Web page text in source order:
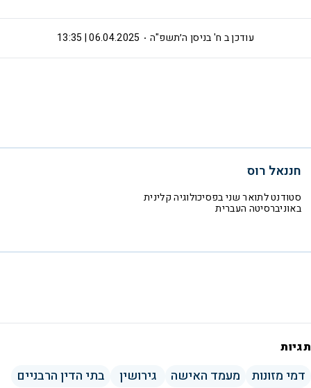
ח' בניסן ה׳תשפ"ה 06.04.2025 | 13:35 עודכן ב
חננאל רוס
סטודנט לתואר שני בפסיכולוגיה קלינית
באוניברסיטה העברית
תגיות
דמי מזונות מעמד האישה גירושין
בתי הדין הרבניים